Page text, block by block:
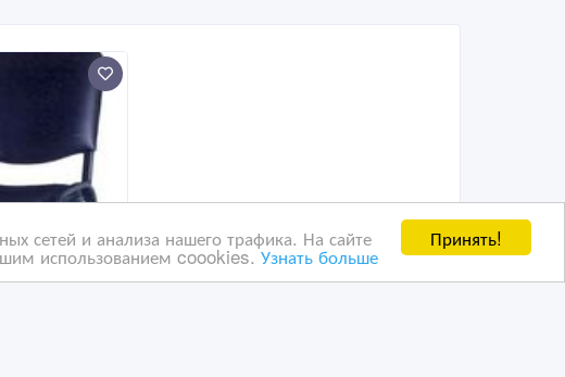
Принять!
сетей и анализа нашего трафика. На сайте
использованием coookies.Узнать больше